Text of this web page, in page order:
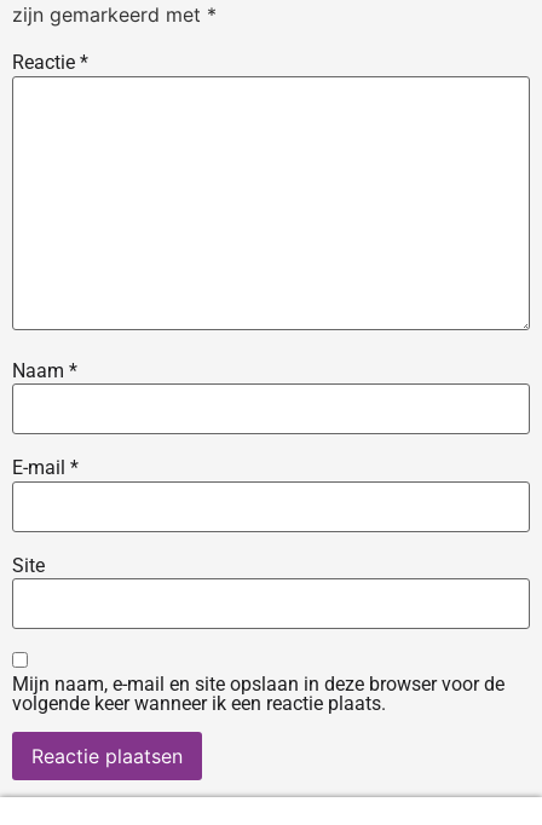
zijn gemarkeerd met *
Reactie *
Naam *
E-mail *
Site
Mijn naam, e-mail en site opslaan in deze browser voor de
volgende keer wanneer ik een reactie plaats.